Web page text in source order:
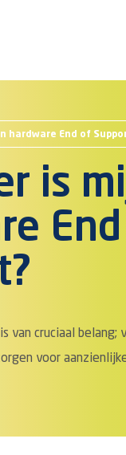
hardware End of
is
van cruciaal belang;
voor